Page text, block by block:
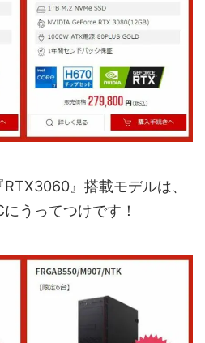
』搭載モデルは、
うってつけです！